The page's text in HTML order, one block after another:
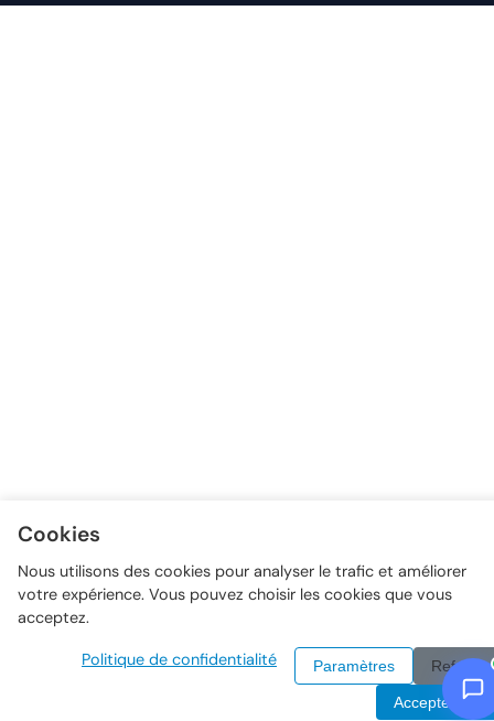
Cookies
Nous utilisons des cookies pour analyser le trafic et améliorer
votre expérience. Vous pouvez choisir les cookies que vous
acceptez.
Politique de confidentialité Paramètres Refuser
Accepter tout